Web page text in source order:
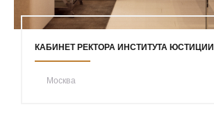
КАБИНЕТ РЕКТОРА ИНСТИТУТА ЮСТИЦИИ
Москва